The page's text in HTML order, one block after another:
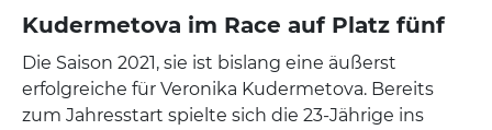
Kudermetova im Race auf Platz fünf
Die Saison 2021, sie ist bislang eine äußerst
erfolgreiche für Veronika Kudermetova. Bereits
zum Jahresstart spielte sich die 23-Jährige ins